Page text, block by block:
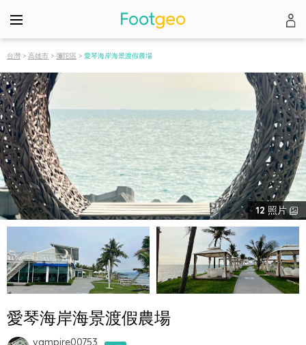
台灣 > 高雄市 > 彌陀區 > 愛琴海岸海景渡假農場
12 照片
愛琴海岸海景渡假農場
vampire00753